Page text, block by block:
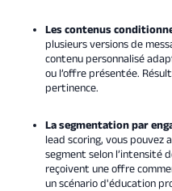
Les contenus
plusieurs versions de
contenu personnalisé
ou l’offre présentée.
pertinence.
La segmentation par
lead scoring, vous pouvez
segment selon l’intensité
reçoivent une offre
un scénario d'éducation